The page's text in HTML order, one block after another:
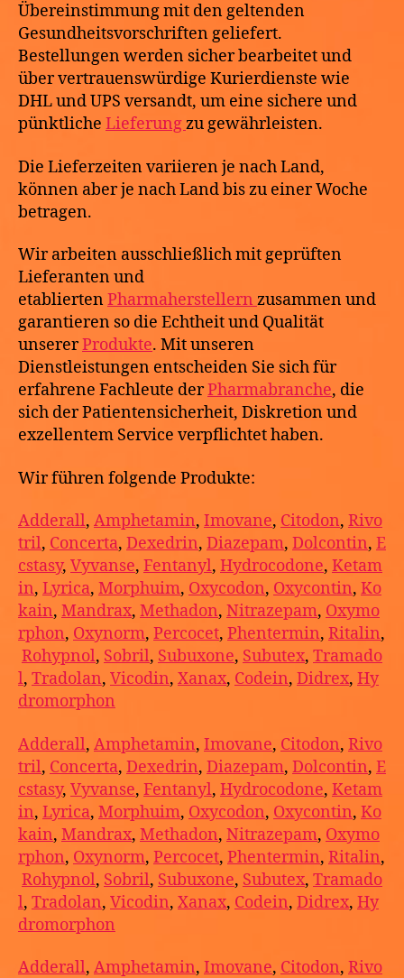
Übereinstimmung mit den geltenden
Gesundheitsvorschriften geliefert.
Bestellungen werden sicher bearbeitet und
über vertrauenswürdige Kurierdienste wie
DHL und UPS versandt, um eine sichere und
pünktliche Lieferungzu gewährleisten.
Die Lieferzeiten variieren je nach Land,
können aber je nach Land bis zu einer Woche
betragen.
Wir arbeiten ausschließlich mit geprüften
Lieferanten und
etabliertenPharmaherstellern zusammen und
garantieren so die Echtheit und Qualität
unsererProdukte. Mit unseren
Dienstleistungen entscheiden Sie sich für
erfahrene Fachleute derPharmabranche, die
sich der Patientensicherheit, Diskretion und
exzellentem Service verpflichtet haben.
Wir führen folgende Produkte:
Adderall, Amphetamin, Imovane, Citodon, Rivo
tril, Concerta, Dexedrin, Diazepam, Dolcontin, E
cstasy, Vyvanse, Fentanyl, Hydrocodone, Ketam
in, Lyrica, Morphuim, Oxycodon, Oxycontin, Ko
kain, Mandrax, Methadon, Nitrazepam, Oxymo
rphon, Oxynorm, Percocet, Phentermin, Ritalin,
Rohypnol, Sobril, Subuxone, Subutex, Tramado
l, Tradolan, Vicodin, Xanax, Codein, Didrex, Hy
dromorphon
Adderall, Amphetamin, Imovane, Citodon, Rivo
tril, Concerta, Dexedrin, Diazepam, Dolcontin, E
cstasy, Vyvanse, Fentanyl, Hydrocodone, Ketam
in, Lyrica, Morphuim, Oxycodon, Oxycontin, Ko
kain, Mandrax, Methadon, Nitrazepam, Oxymo
rphon, Oxynorm, Percocet, Phentermin, Ritalin,
Rohypnol, Sobril, Subuxone, Subutex, Tramado
l, Tradolan, Vicodin, Xanax, Codein, Didrex, Hy
dromorphon
Adderall, Amphetamin, Imovane, Citodon, Rivo